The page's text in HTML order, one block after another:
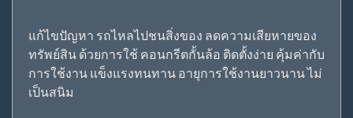
แก้ไขปัญหา รถไหลไปชนสิ่งของ ลดความเสียหายของ
ทรัพย์สิน ด้วยการใช้ คอนกรีตกั้นล้อ ติดตั้งง่าย คุ้มค่ากับ
การใช้งาน แข็งแรงทนทาน อายุการใช้งานยาวนาน ไม่
เป็นสนิม